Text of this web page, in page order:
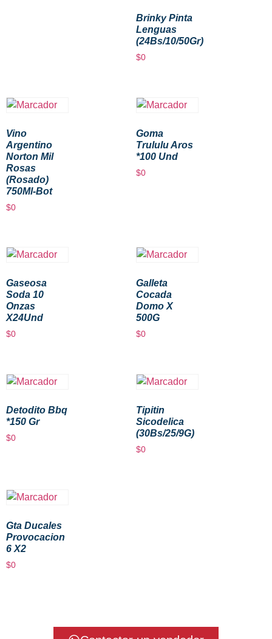
Brinky Pinta
Lenguas
(24Bs/10/50Gr)
$0
Vino
Argentino
Norton Mil
Rosas
(Rosado)
750Ml-Bot
$0
Goma
Trululu Aros
*100 Und
$0
Gaseosa
Soda 10
Onzas
X24Und
$0
Galleta
Cocada
Domo X
500G
$0
Detodito Bbq
*150 Gr
$0
Tipitin
Sicodelica
(30Bs/25/9G)
$0
Gta Ducales
Provocacion
6 X2
$0